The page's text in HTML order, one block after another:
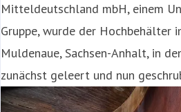
Mitteldeutschland mbH, einem
Gruppe, wurde der Hochbehälter
Muldenaue, Sachsen-Anhalt, in
zunächst geleert und nun